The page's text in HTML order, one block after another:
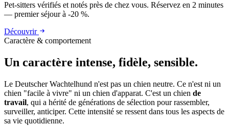
Pet-sitters vérifiés et notés près de chez vous. Réservez en 2 minutes
— premier séjour à -20 %.
Découvrir
Caractère & comportement
Un caractère intense, fidèle, sensible.
Le Deutscher Wachtelhund n'est pas un chien neutre. Ce n'est ni un
chien "facile à vivre" ni un chien d'apparat. C'est un chien de
travail, qui a hérité de générations de sélection pour rassembler,
surveiller, anticiper. Cette intensité se ressent dans tous les aspects de
sa vie quotidienne.